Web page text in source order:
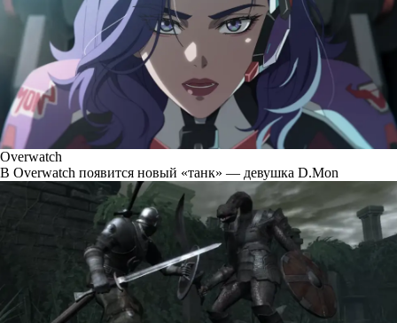
Overwatch
В Overwatch появится новый «танк» — девушка D.Mon